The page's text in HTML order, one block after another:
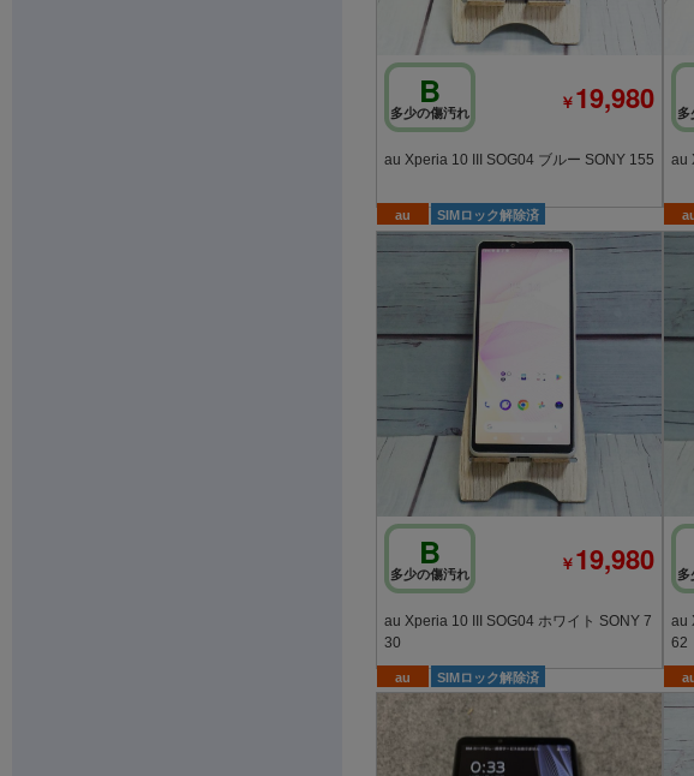
B
多少の傷汚れ ￥19,980
au Xperia 10 III SOG04 ブルー SONY 155
多
au SIMロック解除済
B
多少の傷汚れ ￥19,980
au Xperia 10 III SOG04 ホワイト SONY 7
30
多
au
62
au SIMロック解除済